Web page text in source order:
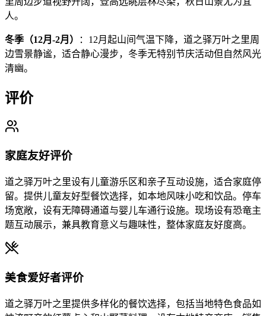
人。
冬季（12月-2月）
：12月起山间气温下降，道之驿万叶之里周
边雪景静谧，适合静心漫步，冬季无特别节庆活动但自然风光
清幽。
评价
家庭友好评价
道之驿万叶之里设有儿童游乐区和亲子互动设施，适合家庭停
留。提供儿童友好型餐饮选择，如本地风味小吃和饮品。停车
场宽敞，设有无障碍通道与婴儿车通行设施。现场设有恐竜主
题互动展示，兼具教育意义与趣味性，整体家庭友好度高。
美食爱好者评价
道之驿万叶之里提供多样化的餐饮选择，包括当地特色食品如